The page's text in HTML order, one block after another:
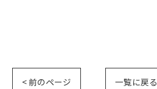
< 前のページ 一覧に戻る